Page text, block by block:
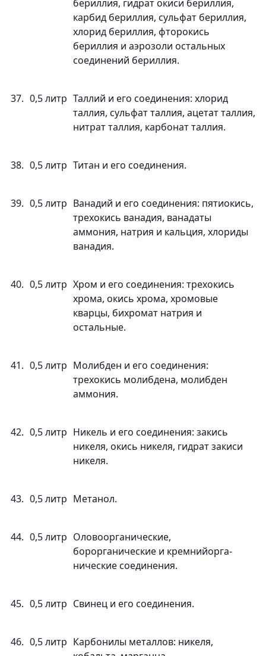
бериллия, гидрат окиси бериллия,
карбид бериллия, сульфат бериллия,
хлорид бериллия, фторокись
бериллия и аэрозоли остальных
соединений бериллия.
37. 0,5 литр Таллий и его соединения: хлорид
таллия, сульфат таллия, ацетат таллия,
нитрат таллия, карбонат таллия.
38. 0,5 литр Титан и его соединения.
39. 0,5 литр Ванадий и его соединения: пятиокись,
трехокись ванадия, ванадаты
аммония, натрия и кальция, хлориды
ванадия.
40. 0,5 литр Хром и его соединения: трехокись
хрома, окись хрома, хромовые
кварцы, бихромат натрия и
остальные.
41. 0,5 литр Молибден и его соединения:
трехокись молибдена, молибден
аммония.
42. 0,5 литр Никель и его соединения: закись
никеля, окись никеля, гидрат закиси
никеля.
43. 0,5 литр Метанол.
44. 0,5 литр Оловоорганические,
борорганические и кремнийорга-
нические соединения.
45. 0,5 литр Свинец и его соединения.
46. 0,5 литр Карбонилы металлов: никеля,